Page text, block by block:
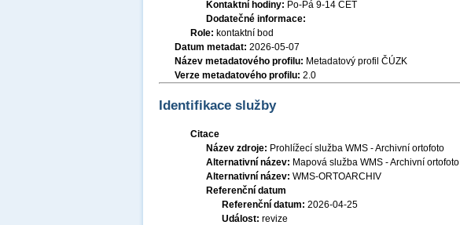
Kontaktní hodiny: Po-Pá 9-14 CET
Dodatečné informace:
Role: kontaktní bod
Datum metadat: 2026-05-07
Název metadatového profilu: Metadatový profil ČÚZK
Verze metadatového profilu: 2.0
Identifikace služby
Citace
Název zdroje: Prohlížecí služba WMS - Archivní ortofoto
Alternativní název: Mapová služba WMS - Archivní ortofoto
Alternativní název: WMS-ORTOARCHIV
Referenční datum
Referenční datum: 2026-04-25
Událost: revize